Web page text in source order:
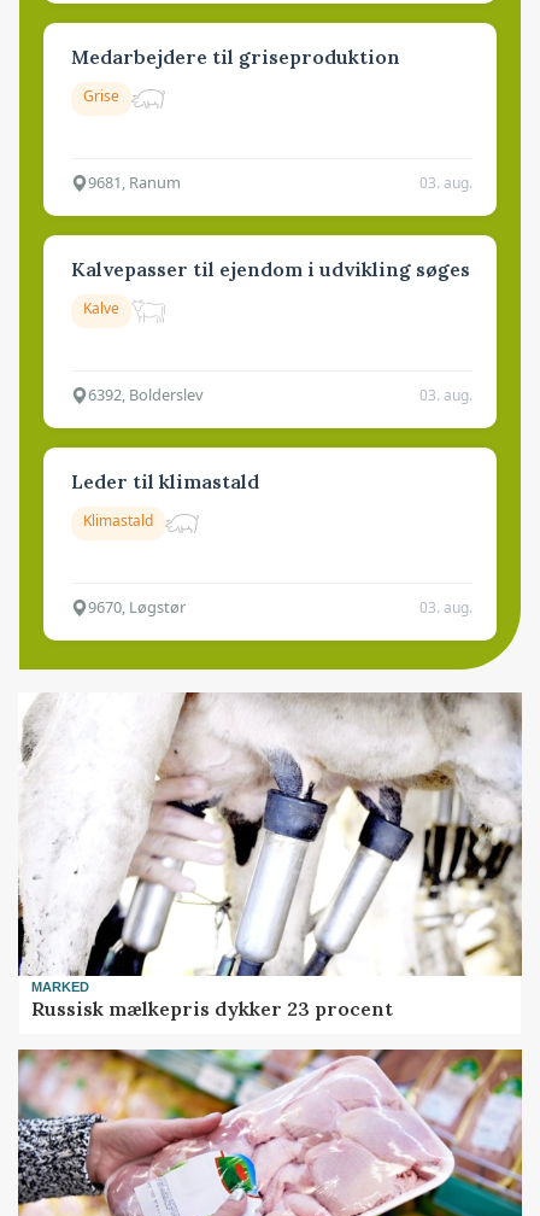
Medarbejdere til griseproduktion
Grise
9681, Ranum 03. aug.
Kalvepasser til ejendom i udvikling søges
Kalve
6392, Bolderslev 03. aug.
Leder til klimastald
Klimastald
9670, Løgstør 03. aug.
MARKED
Russisk mælkepris dykker 23 procent